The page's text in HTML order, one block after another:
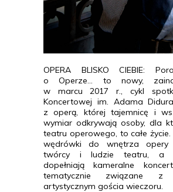
OPERA BLISKO CIEBIE:
o Operze... to nowy,
w marcu 2017 r., cykl
Koncertowej im. Adama
z operą, której tajemnicę i
wymiar odkrywają osoby, dla
teatru operowego, to całe
wędrówki do wnętrza opery
twórcy i ludzie teatru, a
dopełniają kameralne
tematycznie związane z
artystycznym gościa wieczoru.